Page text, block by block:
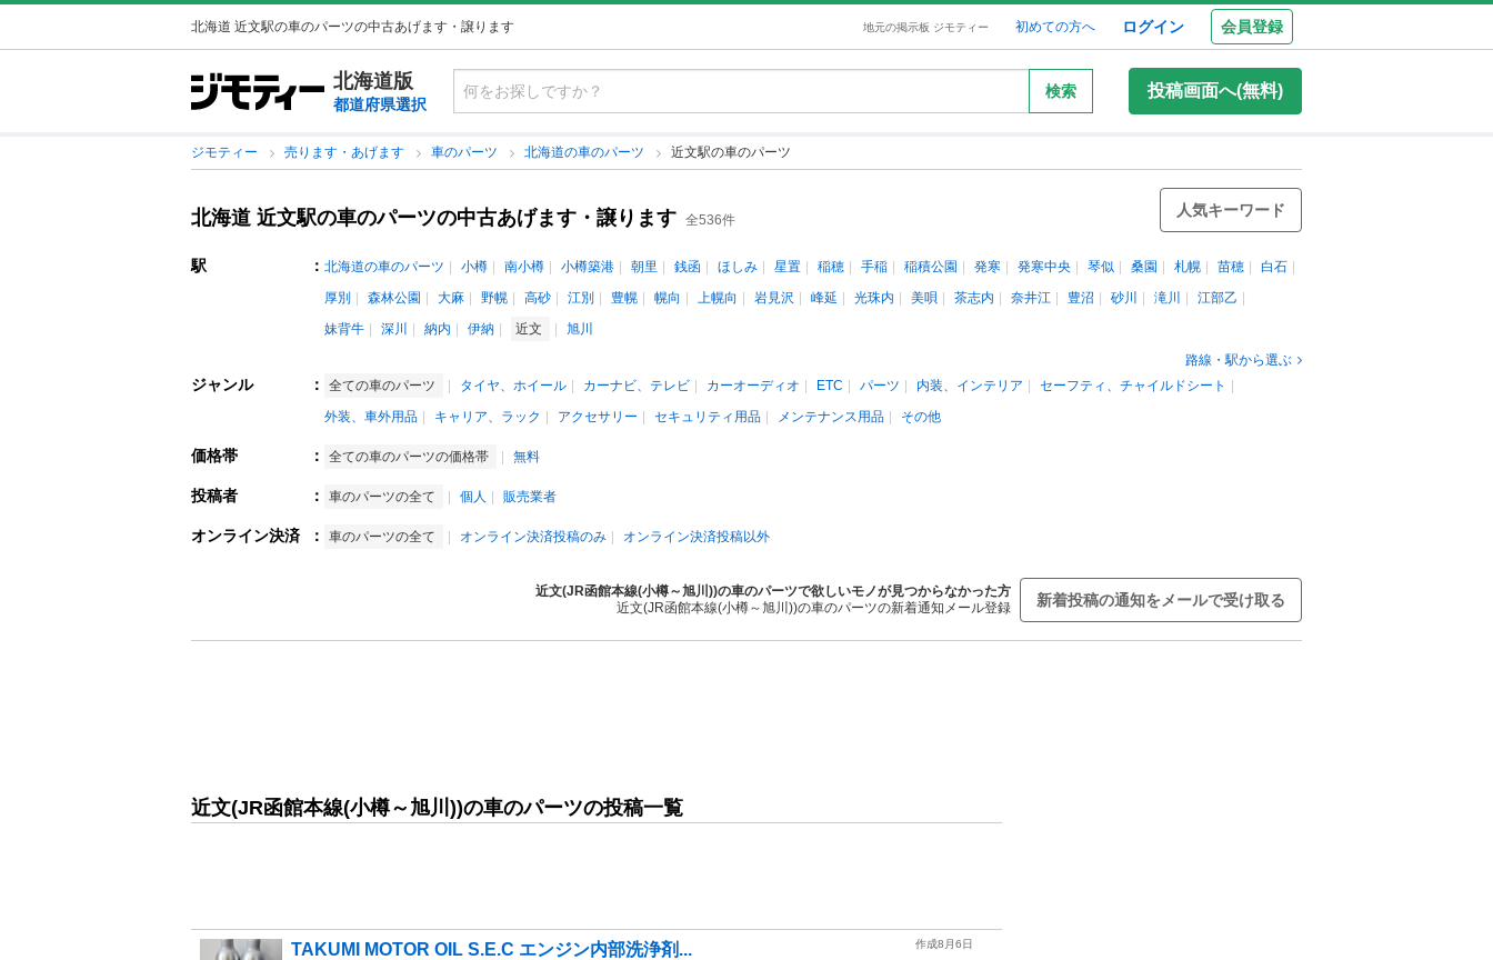
北海道 近文駅の車のパーツの中古あげます・譲ります 地元の掲示板 ジモティー 初めての方へ ログイン 会員登録
北海道版
都道府県選択
検索 投稿画面へ(無料)
ジモティー 売ります・あげます 車のパーツ 北海道の車のパーツ 近文駅の車のパーツ
北海道 近文駅の車のパーツの中古あげます・譲ります 全536件
人気キーワード
駅 ： 北海道の車のパーツ 小樽 南小樽 小樽築港 朝里 銭函 ほしみ 星置 稲穂 手稲 稲積公園 発寒 発寒中央 琴似 桑園 札幌 苗穂
白石
厚別
森林公園 大麻 野幌 高砂 江別 豊幌 幌向 上幌向 岩見沢 峰延 光珠内 美唄 茶志内 奈井江 豊沼 砂川 滝川
江部乙
妹背牛
深川 納内 伊納 近文
旭川
路線・駅から選ぶ
ジャンル ： 全ての車のパーツ タイヤ、ホイール カーナビ、テレビ カーオーディオ ETC パーツ 内装、インテリア
セーフティ、チャイルドシート
外装、車外用品
キャリア、ラック アクセサリー セキュリティ用品 メンテナンス用品 その他
価格帯 ： 全ての車のパーツの価格帯 無料
投稿者 ： 車のパーツの全て 個人 販売業者
オンライン決済 ： 車のパーツの全て オンライン決済投稿のみ オンライン決済投稿以外
近文(JR函館本線(小樽～旭川))の車のパーツで欲しいモノが見つからなかった方
近文(JR函館本線(小樽～旭川))の車のパーツの新着通知メール登録
新着投稿の通知をメールで受け取る
近文(JR函館本線(小樽～旭川))の車のパーツの投稿一覧
TAKUMI MOTOR OIL S.E.C エンジン内部洗浄剤... 作成8月6日